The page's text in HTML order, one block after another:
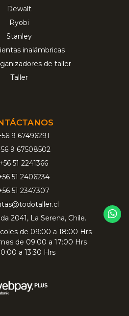
Dewalt
Ryobi
Stanley
inalámbricas
de taller
Taller
9 67496291
9 67508502
+56 51 2241366
51 2406234
51 2347307
2041, La Serena, Chile.
de 09:00 a 18:00 Hrs
de 09:00 a 17:00 Hrs
a 13:30 Hrs